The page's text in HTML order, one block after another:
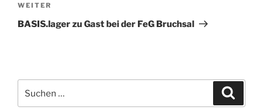
Nächster
Beitrag
WEITER
BASIS.lager zu Gast bei der FeG Bruchsal
nach: